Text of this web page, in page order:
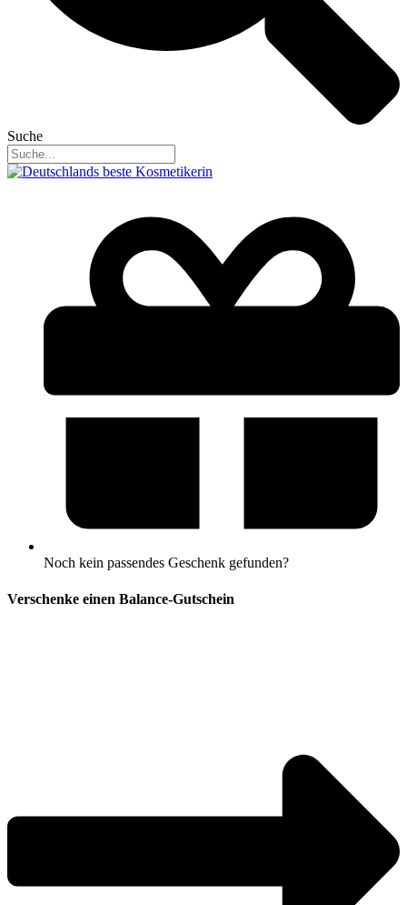
Suche
Noch kein passendes Geschenk gefunden?
Verschenke einen Balance-Gutschein